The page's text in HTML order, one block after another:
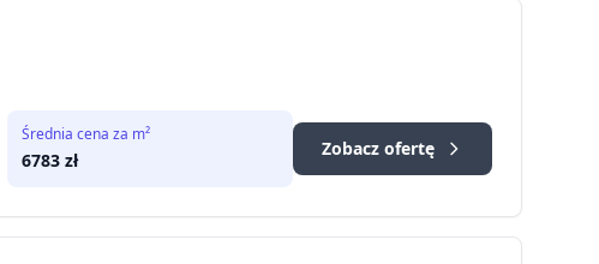
Średnia cena za m²
6783 zł
Zobacz ofertę